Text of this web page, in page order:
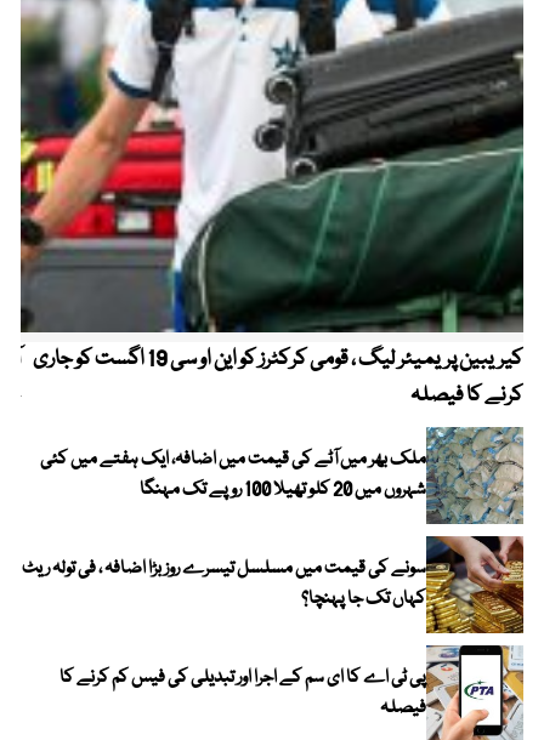
کیریبین پریمیئر لیگ ، قومی کرکٹرز کو این او سی 19 اگست کو جاری
کرنے کا فیصلہ
ملک بھر میں آٹے کی قیمت میں اضافہ، ایک ہفتے میں کئی
شہروں میں 20 کلو تھیلا 100 روپے تک مہنگا
سونے کی قیمت میں مسلسل تیسرے روز بڑا اضافہ ، فی تولہ ریٹ
کہاں تک جا پہنچا؟
پی ٹی اے کا ای سم کے اجرا اور تبدیلی کی فیس کم کرنے کا
فیصلہ